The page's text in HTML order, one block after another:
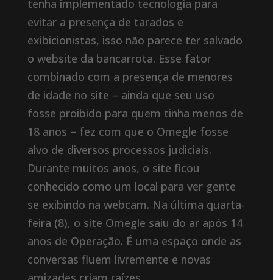
tenha implementado tecnologia para
evitar a presença de tarados e
exibicionistas, isso não parece ter salvado
o website da bancarrota. Esse fator
combinado com a presença de menores
de idade no site – ainda que seu uso
fosse proibido para quem tinha menos de
18 anos – fez com que o Omegle fosse
alvo de diversos processos judiciais.
Durante muitos anos, o site ficou
conhecido como um local para ver gente
se exibindo na webcam. Na última quarta-
feira (8), o site Omegle saiu do ar após 14
anos de Operação. É uma espaço onde as
conversas fluem livremente e novas